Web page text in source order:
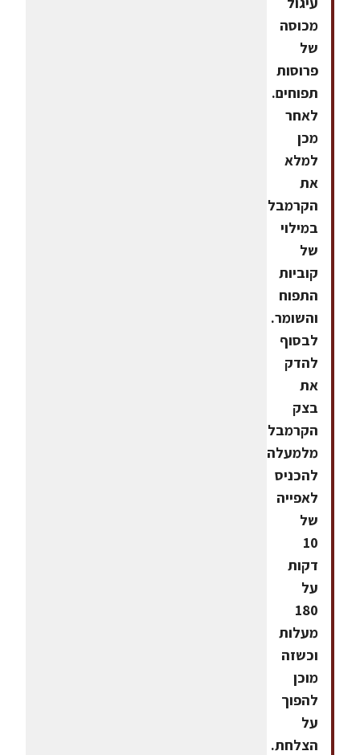
מכוסה
של
פרוסות
תפוחים.
לאחר
מכן
למלא
את
הקרמבל
במילוי
של
קוביות
התפוח
והשומר.
לבסוף
להדק
את
בצק
הקרמבל
מלמעלה.
להכניס
לאפייה
של
10
דקות
על
180
מעלות
וכשזה
מוכן
להפוך
על
הצלחת.